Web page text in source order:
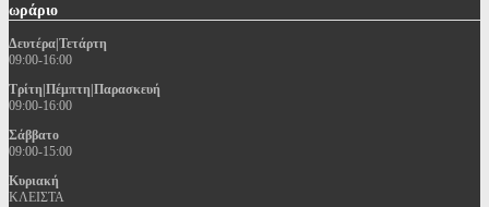
ωράριο
Δευτέρα|Τετάρτη
09:00-16:00
Τρίτη|Πέμπτη|Παρασκευή
09:00-16:00
Σάββατο
09:00-15:00
Κυριακή
ΚΛΕΙΣΤΑ